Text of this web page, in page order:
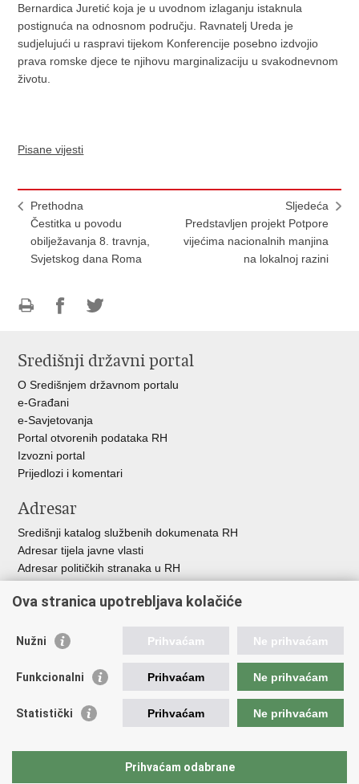
Bernardica Juretić koja je u uvodnom izlaganju istaknula
postignuća na odnosnom području. Ravnatelj Ureda je
sudjelujući u raspravi tijekom Konferencije posebno izdvojio
prava romske djece te njihovu marginalizaciju u svakodnevnom
životu.
Pisane vijesti
Prethodna
Čestitka u povodu
obilježavanja 8. travnja,
Svjetskog dana Roma
Sljedeća
Predstavljen projekt Potpore
vijećima nacionalnih manjina
na lokalnoj razini
FacebookuTwitteru
Središnji državni portal
O Središnjem državnom portalu
e-Građani
e-Savjetovanja
Portal otvorenih podataka RH
Izvozni portal
Prijedlozi i komentari
Adresar
Središnji katalog službenih dokumenata RH
Adresar tijela javne vlasti
Adresar političkih stranaka u RH
Besplatni telefoni javne uprave
Važne poveznice
Vlada Republike Hrvatske
Savjet za nacionalne manjine
Okvirna konvencija za zaštitu nacionalnih manjina
Ured zastupnika RH pred Eur.sudom za ljudska prava
Ova stranica upotrebljava kolačiće
Nužni Prihvaćam Ne prihvaćam
Funkcionalni Prihvaćam Ne prihvaćam
Statistički Prihvaćam Ne prihvaćam
Prihvaćam odabrane